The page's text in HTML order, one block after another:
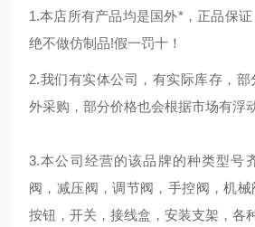
1.本店所有产品均是国外*，正品保证
绝不做仿制品!假一罚十！
2.我们有实体公司，有实际库存，
外采购，部分价格也会根据市场有浮
3.本公司经营的该品牌的种类型号
阀，减压阀，调节阀，手控阀，机械
按钮，开关，接线盒，安装支架，各